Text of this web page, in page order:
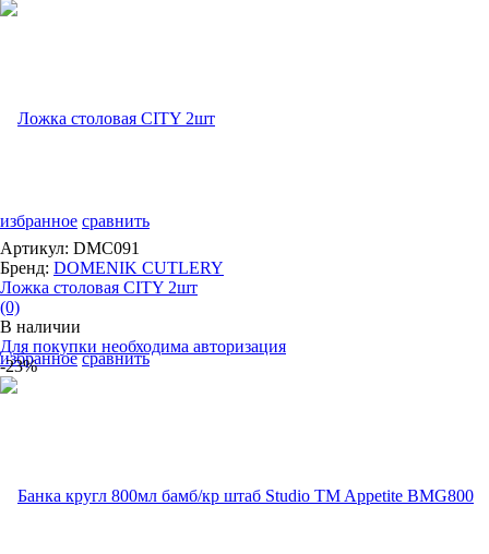
избранное сравнить
избранное сравнить
Артикул: DMC091
Бренд: DOMENIK CUTLERY
Ложка столовая CITY 2шт
(0)
В наличии
Для покупки необходима авторизация
-23%